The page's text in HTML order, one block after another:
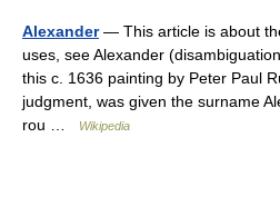
Alexander— This article is about
uses, see Alexander
this c. 1636 painting by Peter Paul
judgment, was given the surname
rou …
Wikipedia